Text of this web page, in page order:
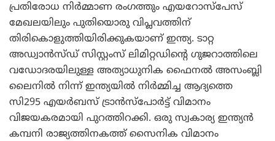
പ്രതിരോധ നിർമ്മാണ രംഗത്തും എയറോസ്‌പേസ്
മേഖലയിലും പുതിയൊരു വിപ്ലവത്തിന്
തിരികൊളുത്തിയിരിക്കുകയാണ് ഇന്ത്യ. ടാറ്റ
അഡ്വാൻസ്‌ഡ് സിസ്റ്റംസ് ലിമിറ്റഡിന്റെ ഗുജറാത്തിലെ
വഡോദരയിലുള്ള അത്യാധുനിക ഫൈനൽ അസംബ്ലി
ലൈനിൽ നിന്ന് ഇന്ത്യയിൽ നിർമ്മിച്ച ആദ്യത്തെ
സി295 എയർബസ് ട്രാൻസ്‌പോർട്ട് വിമാനം
വിജയകരമായി പുറത്തിറക്കി. ഒരു സ്വകാര്യ ഇന്ത്യൻ
കമ്പനി രാജ്യത്തിനകത്ത് സൈനിക വിമാനം